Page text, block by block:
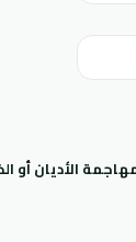
الأديان أو